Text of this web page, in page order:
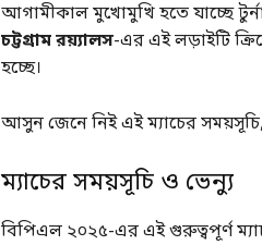
আগামীকাল মুখোমুখি হতে যাচ্ছে
চট্টগ্রাম রয়্যালস-এর এই লড়াইটি
হচ্ছে।
আসুন জেনে নিই এই ম্যাচের
ম্যাচের সময়সূচি ও ভেন্যু
বিপিএল ২০২৫-এর এই গুরুত্বপূর্ণ